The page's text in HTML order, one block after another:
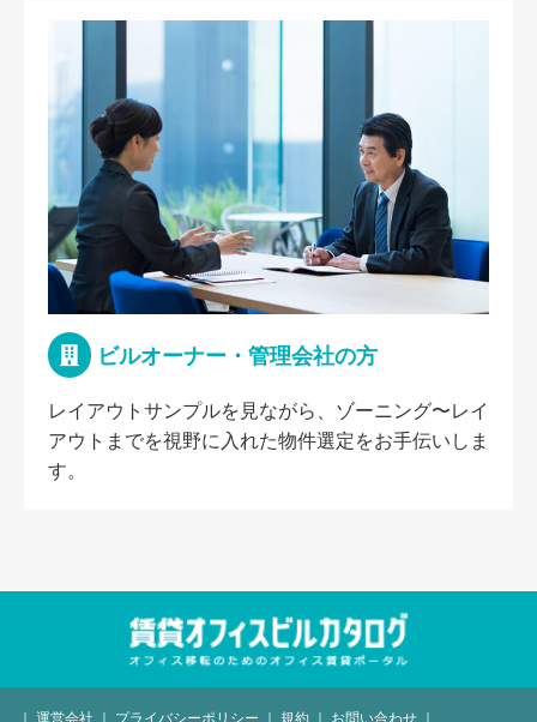
ビルオーナー・管理会社の方
レイアウトサンプルを見ながら、ゾーニング〜レイ
アウトまでを視野に入れた物件選定をお手伝いしま
す。